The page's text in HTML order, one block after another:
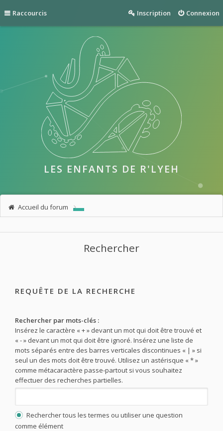
Raccourcis Connexion
Inscription
LES ENFANTS DE R'LYEH
Accueil du forum
Rechercher
REQUÊTE DE LA RECHERCHE
Rechercher par mots-clés :
Insérez le caractère « + » devant un mot qui doit être trouvé et
« - » devant un mot qui doit être ignoré. Insérez une liste de
mots séparés entre des barres verticales discontinues « | » si
seul un des mots doit être trouvé. Utilisez un astérisque « * »
comme métacaractère passe-partout si vous souhaitez
effectuer des recherches partielles.
Rechercher tous les termes ou utiliser une question
comme élément